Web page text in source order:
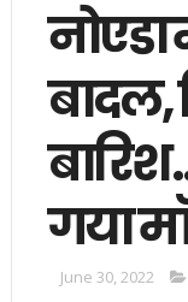
बादल,
गया
June 30, 2022